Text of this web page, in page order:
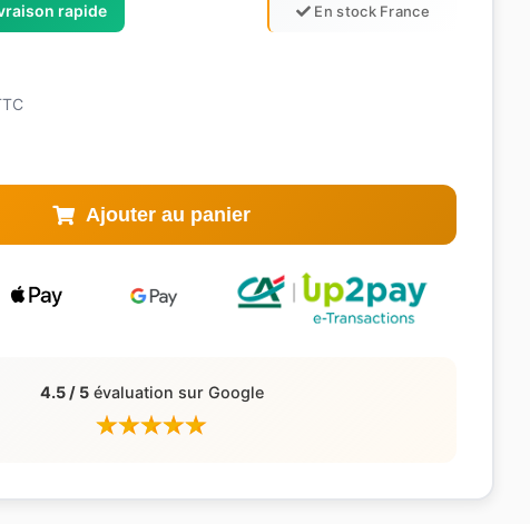
rapide En stock France
Ajouter au panier
4.5 / 5évaluation sur Google